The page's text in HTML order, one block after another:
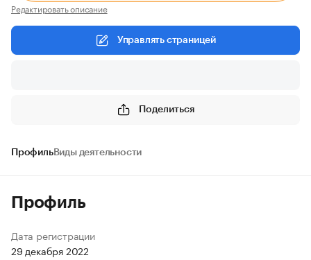
Редактировать описание
Управлять страницей
Поделиться
ПрофильВиды деятельности
Профиль
Дата регистрации
29 декабря 2022